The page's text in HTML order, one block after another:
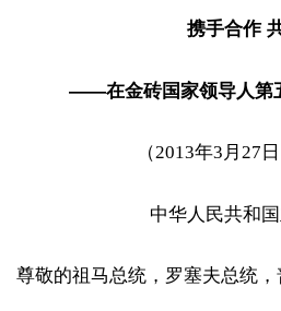
携手合作
——在金砖国家领导人第
（2013年3月27
中华人民共和
尊敬的祖马总统，罗塞夫总统，